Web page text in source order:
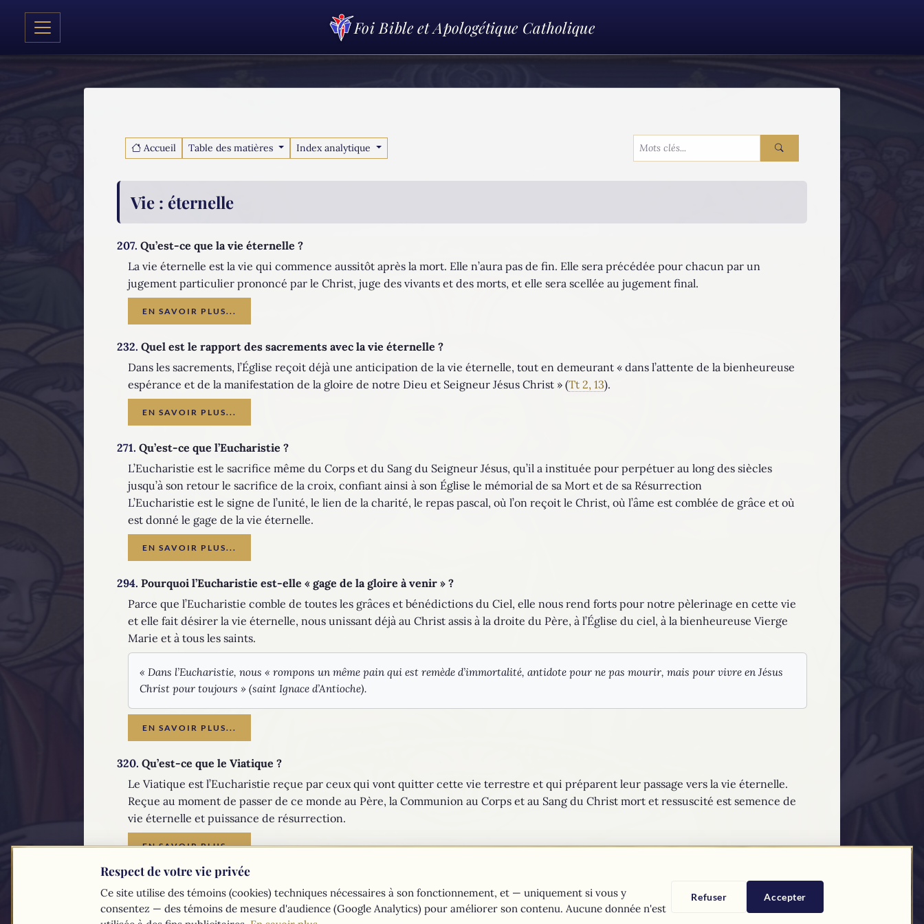
Foi Bible et Apologétique Catholique
Accueil Table des matières Index analytique
Vie : éternelle
207. Qu’est-ce que la vie éternelle ?
La vie éternelle est la vie qui commence aussitôt après la mort. Elle n’aura pas de fin. Elle sera précédée pour chacun par un
jugement particulier prononcé par le Christ, juge des vivants et des morts, et elle sera scellée au jugement final.
EN SAVOIR PLUS...
232. Quel est le rapport des sacrements avec la vie éternelle ?
Dans les sacrements, l’Église reçoit déjà une anticipation de la vie éternelle, tout en demeurant « dans l’attente de la bienheureuse
espérance et de la manifestation de la gloire de notre Dieu et Seigneur Jésus Christ » (Tt 2, 13).
EN SAVOIR PLUS...
271. Qu’est-ce que l’Eucharistie ?
L’Eucharistie est le sacrifice même du Corps et du Sang du Seigneur Jésus, qu’il a instituée pour perpétuer au long des siècles
jusqu’à son retour le sacrifice de la croix, confiant ainsi à son Église le mémorial de sa Mort et de sa Résurrection
L’Eucharistie est le signe de l’unité, le lien de la charité, le repas pascal, où l’on reçoit le Christ, où l’âme est comblée de grâce et où
est donné le gage de la vie éternelle.
EN SAVOIR PLUS...
294. Pourquoi l’Eucharistie est-elle « gage de la gloire à venir » ?
Parce que l’Eucharistie comble de toutes les grâces et bénédictions du Ciel, elle nous rend forts pour notre pèlerinage en cette vie
et elle fait désirer la vie éternelle, nous unissant déjà au Christ assis à la droite du Père, à l’Église du ciel, à la bienheureuse Vierge
Marie et à tous les saints.
« Dans l’Eucharistie, nous « rompons un même pain qui est remède d’immortalité, antidote pour ne pas mourir, mais pour vivre en Jésus
Christ pour toujours » (saint Ignace d’Antioche).
EN SAVOIR PLUS...
320. Qu’est-ce que le Viatique ?
Le Viatique est l’Eucharistie reçue par ceux qui vont quitter cette vie terrestre et qui préparent leur passage vers la vie éternelle.
Reçue au moment de passer de ce monde au Père, la Communion au Corps et au Sang du Christ mort et ressuscité est semence de
vie éternelle et puissance de résurrection.
EN SAVOIR PLUS...
Les textes du du catéchisme de l'Église catholique sont tirés du
Respect de votre vie privée
Ce site utilise des témoins (cookies) techniques nécessaires à son fonctionnement, et — uniquement si vous y
consentez — des témoins de mesure d'audience (Google Analytics) pour améliorer son contenu. Aucune donnée n'est
Refuser Accepter